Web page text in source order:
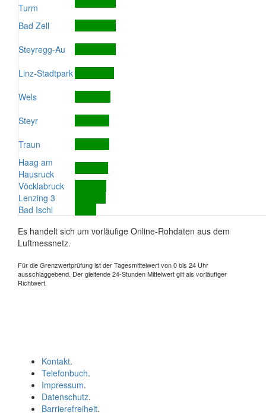
Turm
Bad Zell
Steyregg-Au
Linz-Stadtpark
Wels
Steyr
Traun
Haag am
Hausruck
Vöcklabruck
Lenzing 3
Bad Ischl
Es handelt sich um vorläufige Online-Rohdaten aus dem
Luftmessnetz.
Für die Grenzwertprüfung ist der Tagesmittelwert von 0 bis 24 Uhr
ausschlaggebend. Der gleitende 24-Stunden Mittelwert gilt als vorläufiger
Richtwert.
Kontakt.
Telefonbuch.
Impressum.
Datenschutz.
Barrierefreiheit.